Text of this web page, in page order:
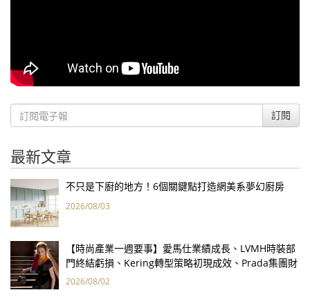
訂閱
最新文章
不只是下廚的地方！6個關鍵點打造網美系夢幻廚房
2026/08/03
【時尚產業一週要事】愛馬仕業績成長、LVMH時裝部
門終結虧損、Kering轉型策略初現成效、Prada集團財
報亮眼
2026/08/02